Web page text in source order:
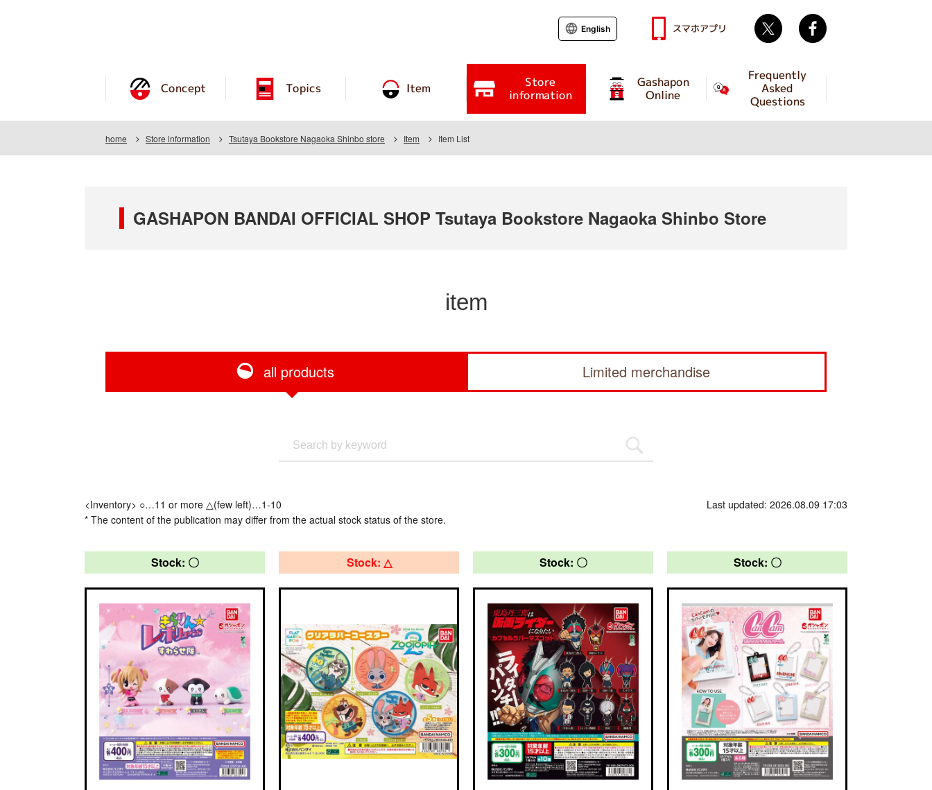
Concept Topics Item Store
information
Gashapon
Online
Frequently
Asked
Questions
English スマホアプリ Twitter
home Store information Tsutaya Bookstore Nagaoka Shinbo store Item Item List
GASHAPON BANDAI OFFICIAL SHOP Tsutaya Bookstore Nagaoka Shinbo Store
item
all products Limited merchandise
<Inventory> ○…11 or more △(few left)…1-10
* The content of the publication may differ from the actual stock status of the store.
Last updated: 2026.08.09 17:03
Stock: 〇 Stock: △ Stock: 〇 Stock: 〇